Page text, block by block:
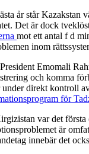
år står Kazakstan
Det är dock
mot ett antal f d
inom
Emomali
och komma
direkt kontroll
för
var det
är
innebär det